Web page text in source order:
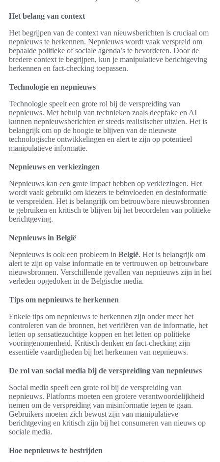
Het belang van context
Het begrijpen van de context van nieuwsberichten is cruciaal om
nepnieuws te herkennen. Nepnieuws wordt vaak verspreid om
bepaalde politieke of sociale agenda’s te bevorderen. Door de
bredere context te begrijpen, kun je manipulatieve berichtgeving
herkennen en fact-checking toepassen.
Technologie en nepnieuws
Technologie speelt een grote rol bij de verspreiding van
nepnieuws. Met behulp van technieken zoals deepfake en AI
kunnen nepnieuwsberichten er steeds realistischer uitzien. Het is
belangrijk om op de hoogte te blijven van de nieuwste
technologische ontwikkelingen en alert te zijn op potentieel
manipulatieve informatie.
Nepnieuws en verkiezingen
Nepnieuws kan een grote impact hebben op verkiezingen. Het
wordt vaak gebruikt om kiezers te beïnvloeden en desinformatie
te verspreiden. Het is belangrijk om betrouwbare nieuwsbronnen
te gebruiken en kritisch te blijven bij het beoordelen van politieke
berichtgeving.
Nepnieuws in België
Nepnieuws is ook een probleem in België. Het is belangrijk om
alert te zijn op valse informatie en te vertrouwen op betrouwbare
nieuwsbronnen. Verschillende gevallen van nepnieuws zijn in het
verleden opgedoken in de Belgische media.
Tips om nepnieuws te herkennen
Enkele tips om nepnieuws te herkennen zijn onder meer het
controleren van de bronnen, het verifiëren van de informatie, het
letten op sensatiezuchtige koppen en het letten op politieke
vooringenomenheid. Kritisch denken en fact-checking zijn
essentiële vaardigheden bij het herkennen van nepnieuws.
De rol van social media bij de verspreiding van nepnieuws
Social media speelt een grote rol bij de verspreiding van
nepnieuws. Platforms moeten een grotere verantwoordelijkheid
nemen om de verspreiding van misinformatie tegen te gaan.
Gebruikers moeten zich bewust zijn van manipulatieve
berichtgeving en kritisch zijn bij het consumeren van nieuws op
sociale media.
Hoe nepnieuws te bestrijden